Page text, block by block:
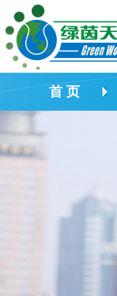
首 页